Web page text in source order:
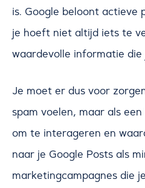
is. Google beloont actieve
je hoeft niet altijd iets te
waardevolle informatie
Je moet er dus voor
spam voelen, maar als
om te interageren en
naar je Google Posts als
marketingcampagnes die